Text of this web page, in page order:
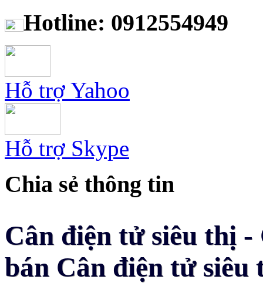
Hotline: 0912554949
Hỗ trợ Yahoo
Hỗ trợ Skype
Chia sẻ thông tin
Cân điện tử siêu thị
bán Cân điện tử